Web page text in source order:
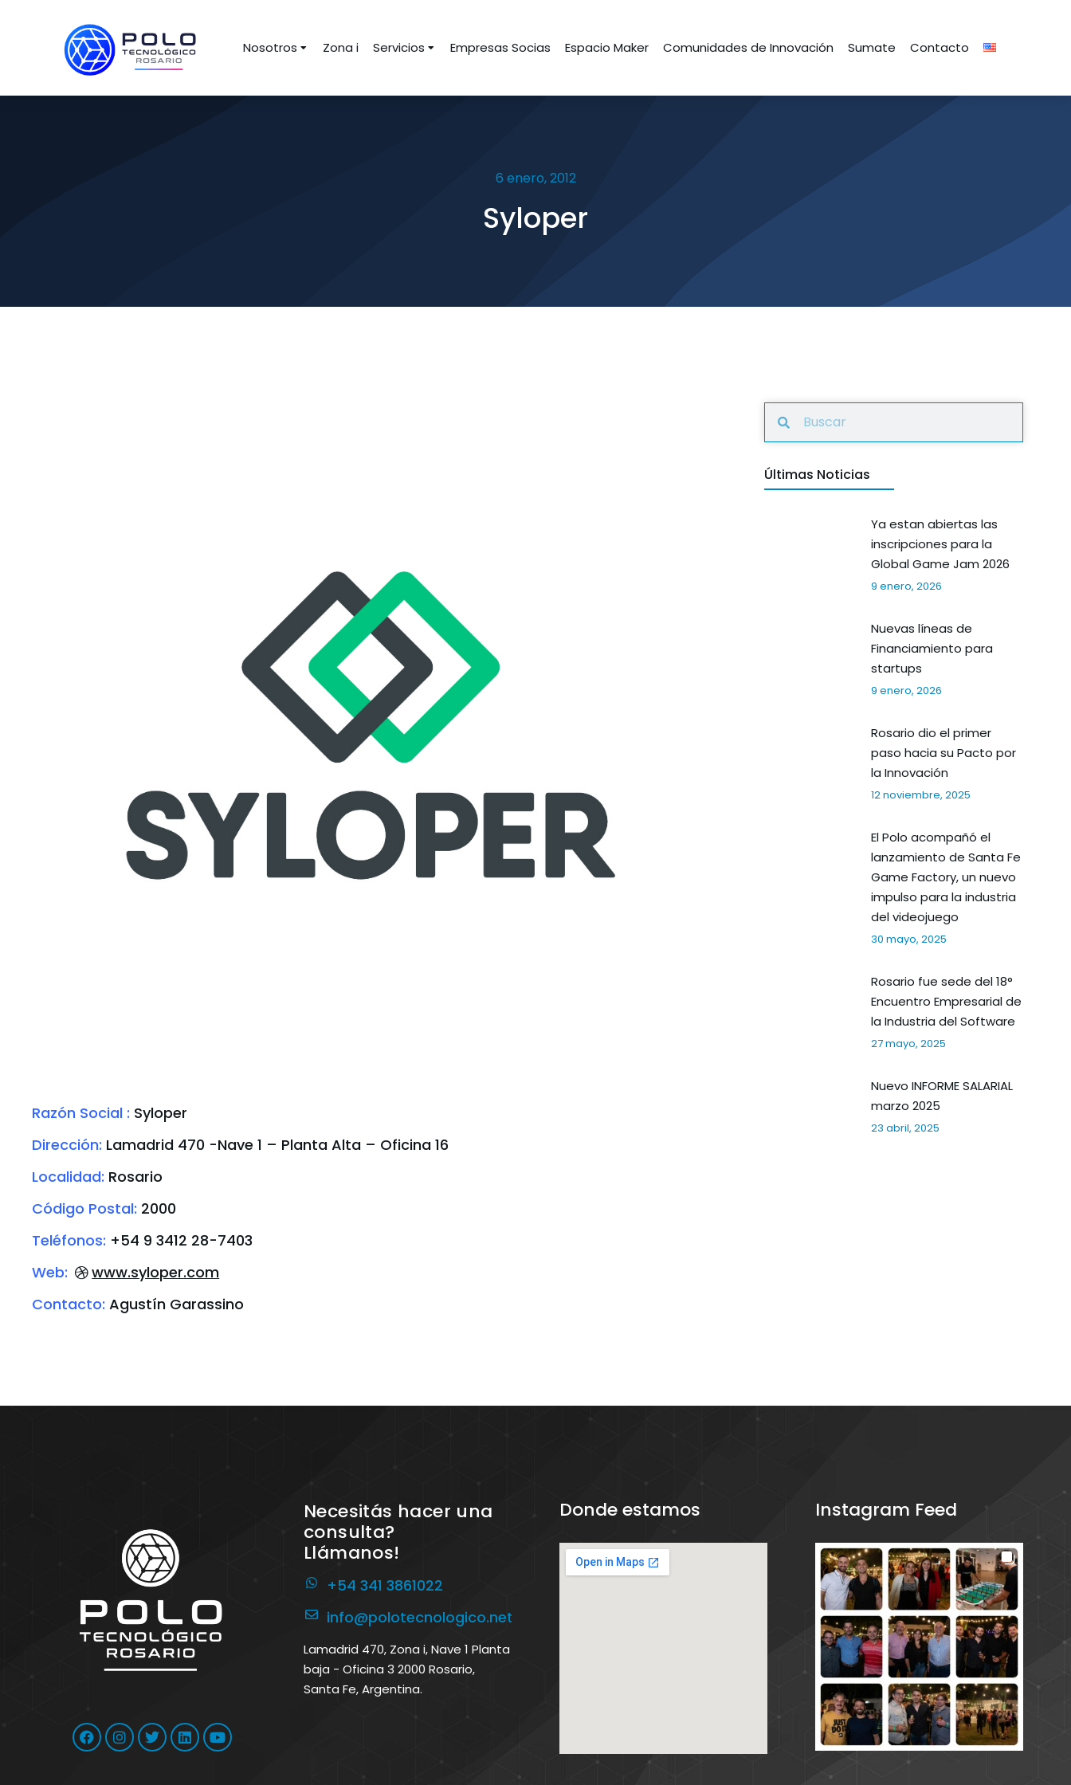
Nosotros Zona i Servicios Empresas Socias Espacio Maker Comunidades de Innovación Sumate Contacto
6 enero, 2012
Syloper
Razón Social : Syloper
Dirección: Lamadrid 470 -Nave 1 – Planta Alta – Oficina 16
Localidad: Rosario
Código Postal: 2000
Teléfonos: +54 9 3412 28-7403
Web:
www.syloper.com
Contacto: Agustín Garassino
Últimas Noticias
Ya estan abiertas las
inscripciones para la
Global Game Jam 2026
9 enero, 2026
Nuevas líneas de
Financiamiento para
startups
9 enero, 2026
Rosario dio el primer
paso hacia su Pacto por
la Innovación
12 noviembre, 2025
El Polo acompañó el
lanzamiento de Santa Fe
Game Factory, un nuevo
impulso para la industria
del videojuego
30 mayo, 2025
Rosario fue sede del 18°
Encuentro Empresarial de
la Industria del Software
27 mayo, 2025
Nuevo INFORME SALARIAL
marzo 2025
23 abril, 2025
Necesitás hacer una
consulta?
Llámanos!
+54 341 3861022
info@polotecnologico.net
Lamadrid 470, Zona i, Nave 1 Planta
baja - Oficina 3 2000 Rosario,
Santa Fe, Argentina.
Donde estamos Instagram Feed